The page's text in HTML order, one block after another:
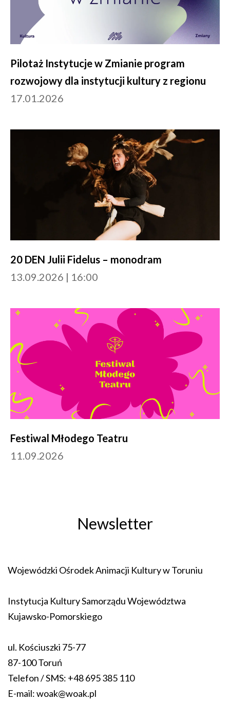
Pilotaż Instytucje w Zmianie program
rozwojowy dla instytucji kultury z regionu
17.01.2026
20 DEN Julii Fidelus – monodram
13.09.2026 | 16:00
Festiwal Młodego Teatru
11.09.2026
Newsletter
Wojewódzki Ośrodek Animacji Kultury w Toruniu
Instytucja Kultury Samorządu Województwa
Kujawsko-Pomorskiego
ul. Kościuszki 75-77
87-100 Toruń
Telefon / SMS: +48 695 385 110
E-mail:woak@woak.pl